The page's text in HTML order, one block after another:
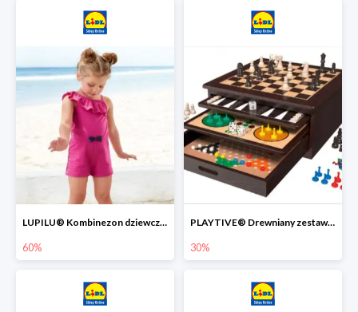
LUPILU® Kombinezon dziewczęcy z bawełny
60%
PLAYTIVE® Drewniany zestaw gier 10 w 1
30%